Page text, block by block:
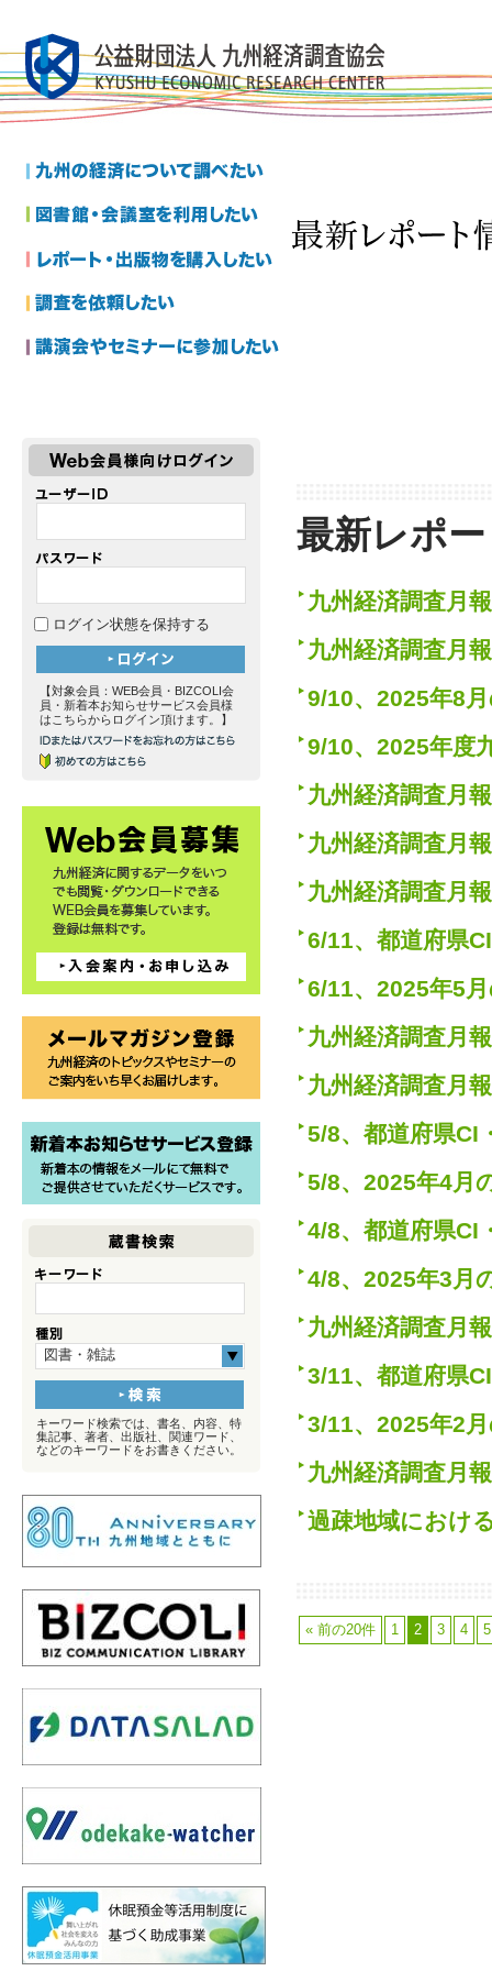
最新レポ
九州経済調査月
九州経済調査月
9/10、2025年8
9/10、2025年度
九州経済調査月
九州経済調査月
九州経済調査月
6/11、都道府県
6/11、2025年5
九州経済調査月
九州経済調査月
5/8、都道府県CI
5/8、2025年4月
4/8、都道府県CI
4/8、2025年3月
九州経済調査月
3/11、都道府県
3/11、2025年2
九州経済調査月
過疎地域におけ
« 前の20件 1 2 3 4 5
ログイン状態を保持する
【対象会員：WEB会員・BIZCOLI会
員・新着本お知らせサービス会員様
はこちらからログイン頂けます。】
図書・雑誌
キーワード検索では、書名、内容、特
集記事、著者、出版社、関連ワード、
などのキーワードをお書きください。